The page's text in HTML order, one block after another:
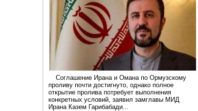
Соглашение Ирана и Омана по Ормузскому
проливу почти достигнуто, однако полное
открытие пролива потребует выполнения
конкретных условий, заявил замглавы МИД
Ирана Казем Гарибабади...